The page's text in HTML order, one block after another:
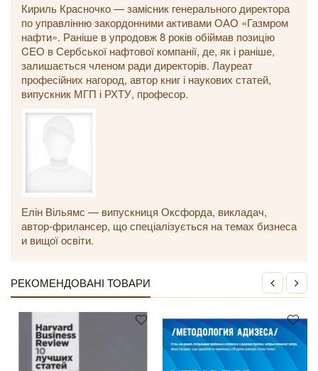
Кириль Красночко — замісник генерального директора
по управлінню закордонними активами ОАО «Газмром
нафти». Раніше в упродовж 8 років обіймав позицію
CEO в Сербської нафтової компанії, де, як і раніше,
залишається членом ради директорів. Лауреат
професійних нагород, автор книг і наукових статей,
випускник МГП і РХТУ, професор.
Елін Вільямс — випускниця Оксфорда, викладач,
автор-фрилансер, що спеціалізується на темах бизнеса
и вищої освіти.
РЕКОМЕНДОВАНІ ТОВАРИ